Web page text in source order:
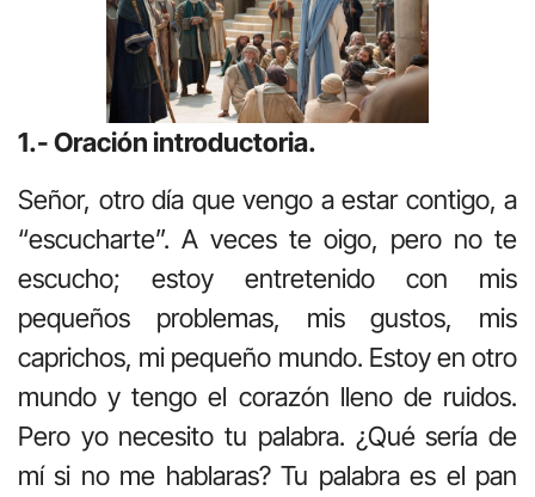
1.- Oración introductoria.
Señor, otro día que vengo a estar contigo, a
“escucharte”. A veces te oigo, pero no te
escucho; estoy entretenido con mis
pequeños problemas, mis gustos, mis
caprichos, mi pequeño mundo. Estoy en otro
mundo y tengo el corazón lleno de ruidos.
Pero yo necesito tu palabra. ¿Qué sería de
mí si no me hablaras? Tu palabra es el pan